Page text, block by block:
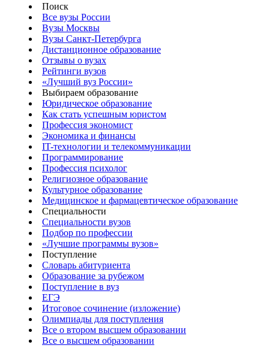
Поиск
Все вузы России
Вузы Москвы
Вузы Санкт-Петербурга
Дистанционное образование
Отзывы о вузах
Рейтинги вузов
«Лучший вуз России»
Выбираем образование
Юридическое образование
Как стать успешным юристом
Профессия экономист
Экономика и финансы
IT-технологии и телекоммуникации
Программирование
Профессия психолог
Религиозное образование
Культурное образование
Медицинское и фармацевтическое образование
Специальности
Специальности вузов
Подбор по профессии
«Лучшие программы вузов»
Поступление
Словарь абитуриента
Образование за рубежом
Поступление в вуз
ЕГЭ
Итоговое сочинение (изложение)
Олимпиады для поступления
Все о втором высшем образовании
Все о высшем образовании